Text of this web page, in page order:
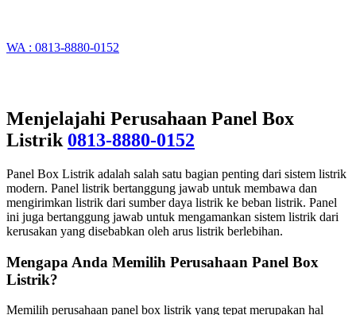
WA : 0813-8880-0152
Menjelajahi Perusahaan Panel Box
Listrik 0813-8880-0152
Panel Box Listrik adalah salah satu bagian penting dari sistem listrik
modern. Panel listrik bertanggung jawab untuk membawa dan
mengirimkan listrik dari sumber daya listrik ke beban listrik. Panel
ini juga bertanggung jawab untuk mengamankan sistem listrik dari
kerusakan yang disebabkan oleh arus listrik berlebihan.
Mengapa Anda Memilih Perusahaan Panel Box
Listrik?
Memilih perusahaan panel box listrik yang tepat merupakan hal